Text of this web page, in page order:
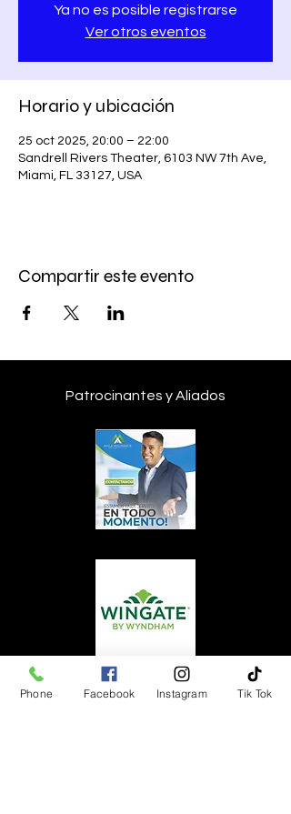
Ya no es posible registrarse
Ver otros eventos
Horario y ubicación
25 oct 2025, 20:00 – 22:00
Sandrell Rivers Theater, 6103 NW 7th Ave,
Miami, FL 33127, USA
Compartir este evento
Patrocinantes y Aliados
Phone Facebook Instagram Tik Tok